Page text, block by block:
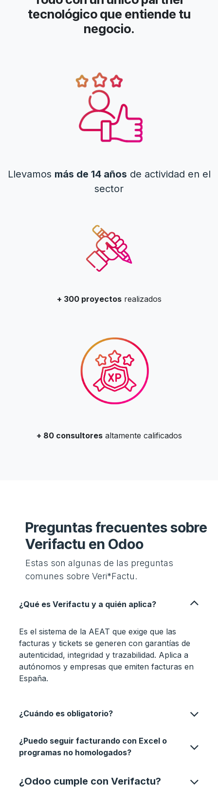
tecnológico que entiende tu
negocio.
Llevamos más de 14 años de actividad en el
sector
+ 300 proyectosrealizados
+ 80 consultoresaltamente calificados
Preguntas frecuentes sobre
Verifactu en Odoo
Estas son algunas de las preguntas
comunes sobre Veri*Factu.
¿Qué es Verifactu y a quién aplica?
Es el sistema de la AEAT que exige que las
facturas y tickets se generen con garantías de
autenticidad, integridad y trazabilidad. Aplica a
autónomos y empresas que emiten facturas en
España.
¿Cuándo es obligatorio?
¿Puedo seguir facturando con Excel o
programas no homologados?
¿Odoo cumple con Verifactu?